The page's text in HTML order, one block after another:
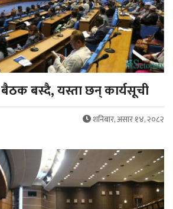
बैठक बस्दै, यस्ता छन् कार्यसूची
शनिबार, असार १४, २०८२